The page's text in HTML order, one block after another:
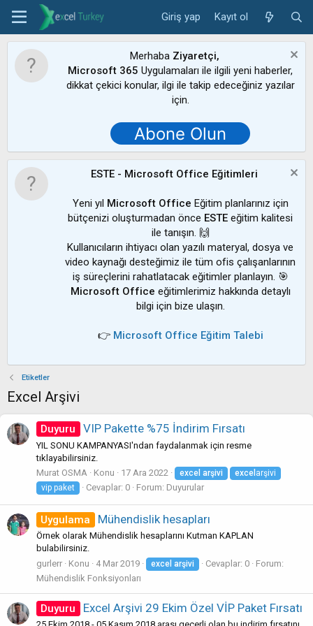
Giriş yap Kayıt ol
Merhaba Ziyaretçi,
Microsoft 365 Uygulamaları ile ilgili yeni haberler,
dikkat çekici konular, ilgi ile takip edeceğiniz yazılar
için.
Abone Olun
ESTE - Microsoft Office Eğitimleri
Yeni yıl Microsoft Office Eğitim planlarınız için
bütçenizi oluşturmadan önce ESTE eğitim kalitesi
ile tanışın. 🙌
Kullanıcıların ihtiyacı olan yazılı materyal, dosya ve
video kaynağı desteğimiz ile tüm ofis çalışanlarının
iş süreçlerini rahatlatacak eğitimler planlayın. 🎯
Microsoft Office eğitimlerimiz hakkında detaylı
bilgi için bize ulaşın.
👉 Microsoft Office Eğitim Talebi
Etiketler
Excel Arşivi
Duyuru VIP Pakette %75 İndirim Fırsatı
YIL SONU KAMPANYASI'ndan faydalanmak için resme
tıklayabilirsiniz.
Murat OSMA
Konu 17 Ara 2022 excel arşivi excel arşivi
vip paket
Cevaplar: 0 Forum: Duyurular
Uygulama Mühendislik hesapları
Örnek olarak Mühendislik hesaplarını Kutman KAPLAN
bulabilirsiniz.
gurlerr
Konu 4 Mar 2019 excel arşivi Cevaplar: 0
Forum:
Mühendislik Fonksiyonları
Duyuru Excel Arşivi 29 Ekim Özel VİP Paket Fırsatı